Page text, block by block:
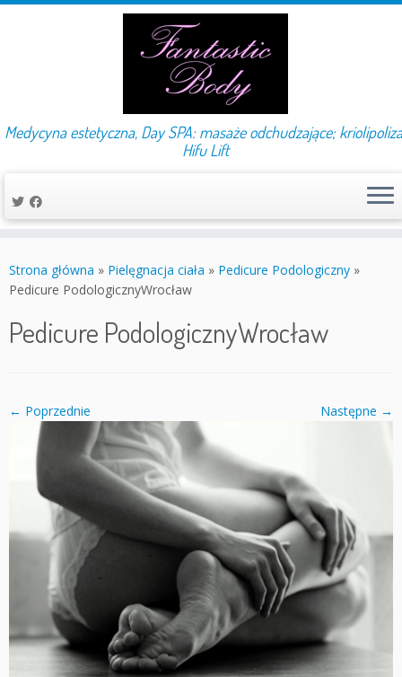
do
treści
Medycyna estetyczna, Day SPA: masaże odchudzające;
Hifu Lift
Strona główna » Pielęgnacja ciała » Pedicure Podologiczny »
Pedicure PodologicznyWrocław
Pedicure PodologicznyWrocław
← Poprzednie Następne →